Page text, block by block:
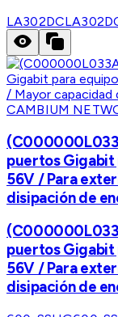
LA302DC
CAMBIUM
puertos Gigabit
56V / Para
disipación de
puertos Gigabit
56V / Para
disipación de